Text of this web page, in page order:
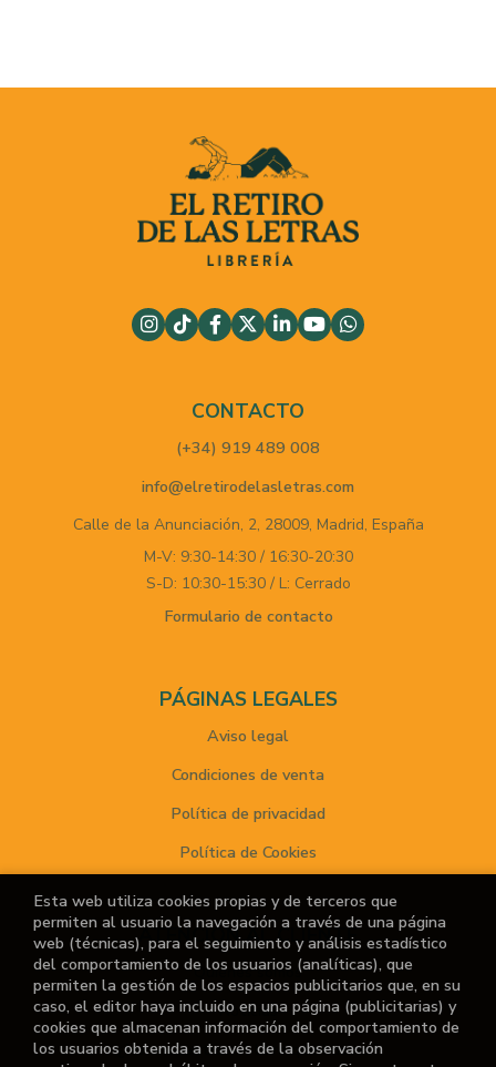
CONTACTO
(+34) 919 489 008
info@elretirodelasletras.com
Calle de la Anunciación, 2, 28009, Madrid, España
M-V: 9:30-14:30 / 16:30-20:30
S-D: 10:30-15:30 / L: Cerrado
Formulario de contacto
PÁGINAS LEGALES
Aviso legal
Condiciones de venta
Política de privacidad
Política de Cookies
ATENCIÓN AL CLIENTE
Quiénes somos
Noticias
¿No encuentras el libro que buscas?
Esta web utiliza cookies propias y de terceros que
permiten al usuario la navegación a través de una página
web (técnicas), para el seguimiento y análisis estadístico
del comportamiento de los usuarios (analíticas), que
permiten la gestión de los espacios publicitarios que, en su
caso, el editor haya incluido en una página (publicitarias) y
cookies que almacenan información del comportamiento de
los usuarios obtenida a través de la observación